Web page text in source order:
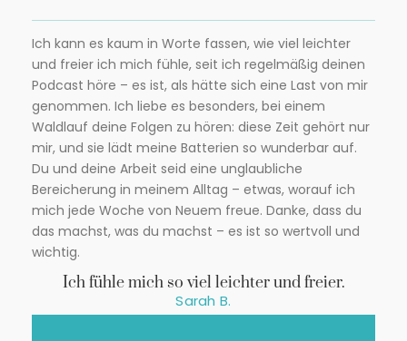
Ich kann es kaum in Worte fassen, wie viel leichter
und freier ich mich fühle, seit ich regelmäßig deinen
Podcast höre – es ist, als hätte sich eine Last von mir
genommen. Ich liebe es besonders, bei einem
Waldlauf deine Folgen zu hören: diese Zeit gehört nur
mir, und sie lädt meine Batterien so wunderbar auf.
Du und deine Arbeit seid eine unglaubliche
Bereicherung in meinem Alltag – etwas, worauf ich
mich jede Woche von Neuem freue. Danke, dass du
das machst, was du machst – es ist so wertvoll und
wichtig.
Ich fühle mich so viel leichter und freier.
Sarah B.